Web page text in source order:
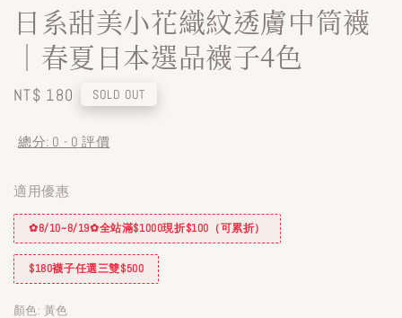
日系甜美小花織紋透膚中筒襪
｜春夏日本選品襪子4色
Regular
NT$ 180 SOLD OUT
總分: 0 - 0 評價
適用優惠
✿8/10~8/19✿全站滿$1000現折$100（可累折）
$180襪子任選三雙$500
顏色: 黃色